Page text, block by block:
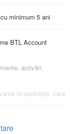
minimum 5 ani
BTL Account
activări,
în producție, care